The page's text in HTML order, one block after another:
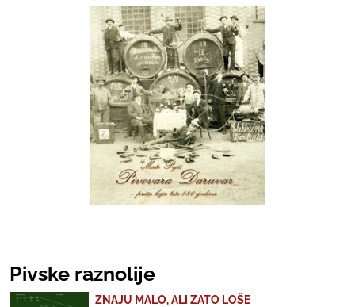
Pivske raznolije
ZNAJU MALO, ALI ZATO LOŠE